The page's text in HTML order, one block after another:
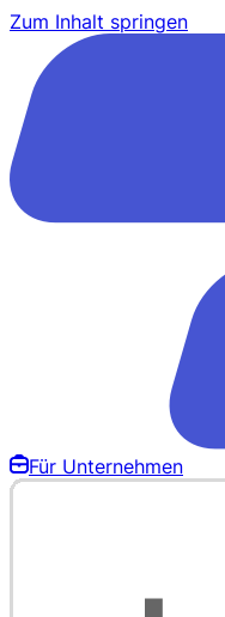
Zum Inhalt springen
Für Unternehmen